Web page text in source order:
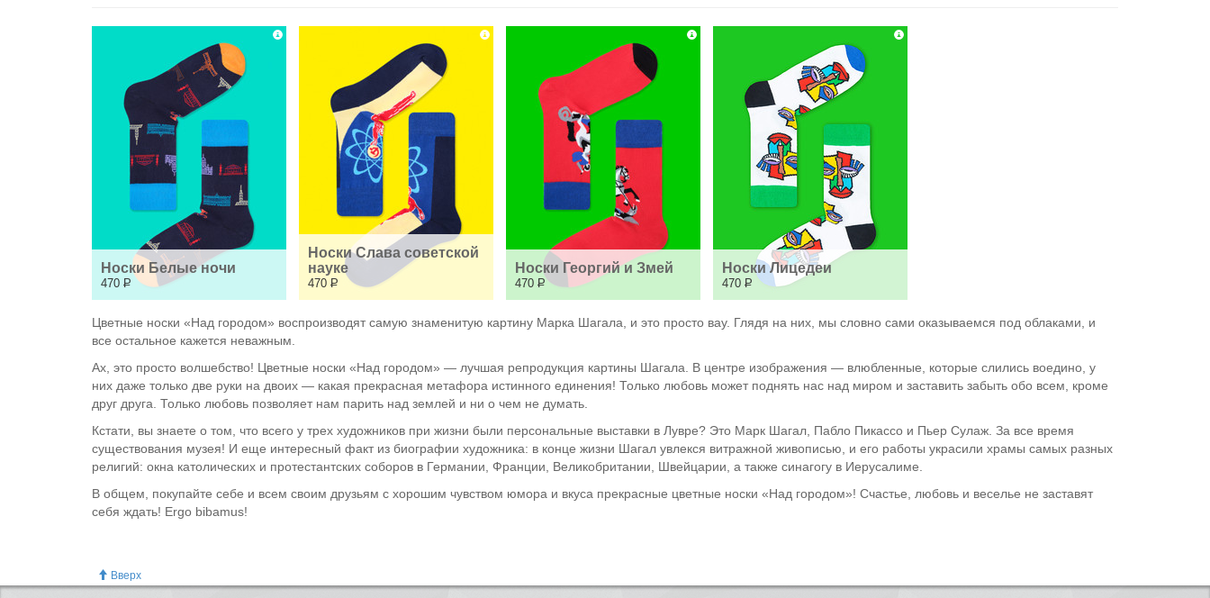
Носки Белые ночи
470 Р
Носки Слава советской
науке
470 Р
Носки Георгий и Змей
470 Р
Носки Лицедеи
470 Р
Цветные носки «Над городом» воспроизводят самую знаменитую картину Марка Шагала, и это просто вау. Глядя на них, мы словно сами оказываемся под облаками, и
все остальное кажется неважным.
Ах, это просто волшебство! Цветные носки «Над городом» — лучшая репродукция картины Шагала. В центре изображения — влюбленные, которые слились воедино, у
них даже только две руки на двоих — какая прекрасная метафора истинного единения! Только любовь может поднять нас над миром и заставить забыть обо всем, кроме
друг друга. Только любовь позволяет нам парить над землей и ни о чем не думать.
Кстати, вы знаете о том, что всего у трех художников при жизни были персональные выставки в Лувре? Это Марк Шагал, Пабло Пикассо и Пьер Сулаж. За все время
существования музея! И еще интересный факт из биографии художника: в конце жизни Шагал увлекся витражной живописью, и его работы украсили храмы самых разных
религий: окна католических и протестантских соборов в Германии, Франции, Великобритании, Швейцарии, а также синагогу в Иерусалиме.
В общем, покупайте себе и всем своим друзьям с хорошим чувством юмора и вкуса прекрасные цветные носки «Над городом»! Счастье, любовь и веселье не заставят
себя ждать! Ergo bibamus!
Вверх